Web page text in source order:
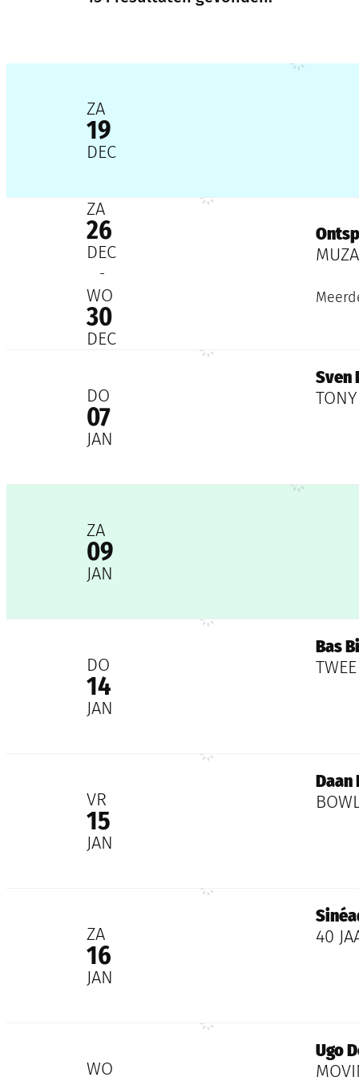
ZA
19
DEC
2026
Ontspoord
ZA
26
DEC
2026
-
WO
30
DEC
2026
Sven De Ridder Company
DO
07
JAN
2027
Sven
ZA
09
JAN
2027
DO
14
JAN
2027
Bas
Daan Borloo | Compagnie Cecilia
VR
15
JAN
2027
Daan
ZA
16
JAN
2027
40
WO
2027
Ugo